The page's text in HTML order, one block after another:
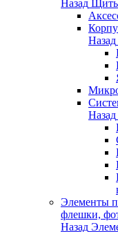
Назад
Назад
Назад
Элементы
флешки,
Назад